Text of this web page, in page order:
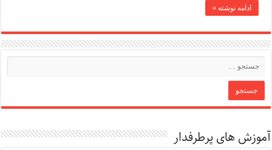
ادامه نوشته »
آموزش های پرطرفدار